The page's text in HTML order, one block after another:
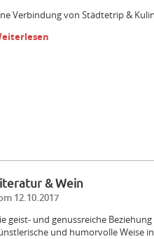
Verbindung von Städtetrip &
& Wein
12.10.2017
geist- und genussreiche
und humorvolle Weise